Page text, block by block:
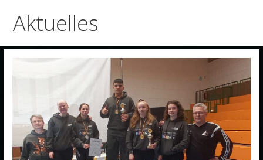
Aktuelles